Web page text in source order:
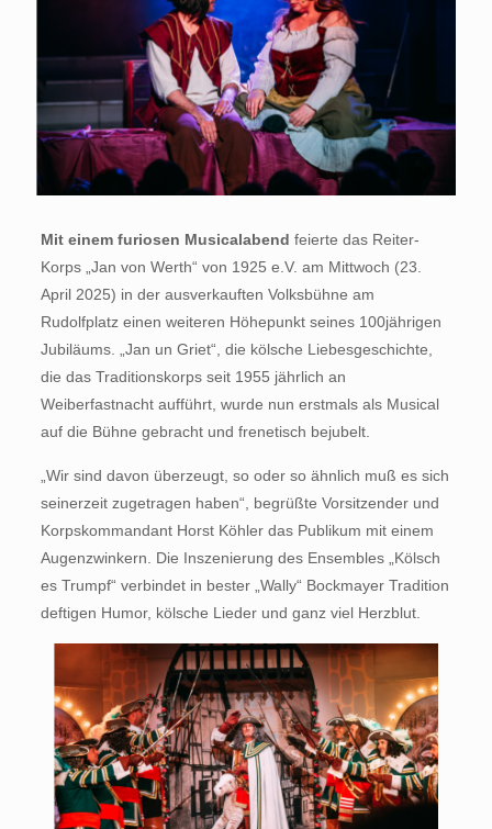
Mit einem furiosen Musicalabend feierte das Reiter-
Korps „Jan von Werth“ von 1925 e.V. am Mittwoch (23.
April 2025) in der ausverkauften Volksbühne am
Rudolfplatz einen weiteren Höhepunkt seines 100jährigen
Jubiläums. „Jan un Griet“, die kölsche Liebesgeschichte,
die das Traditionskorps seit 1955 jährlich an
Weiberfastnacht aufführt, wurde nun erstmals als Musical
auf die Bühne gebracht und frenetisch bejubelt.
„Wir sind davon überzeugt, so oder so ähnlich muß es sich
seinerzeit zugetragen haben“, begrüßte Vorsitzender und
Korpskommandant Horst Köhler das Publikum mit einem
Augenzwinkern. Die Inszenierung des Ensembles „Kölsch
es Trumpf“ verbindet in bester „Wally“ Bockmayer Tradition
deftigen Humor, kölsche Lieder und ganz viel Herzblut.